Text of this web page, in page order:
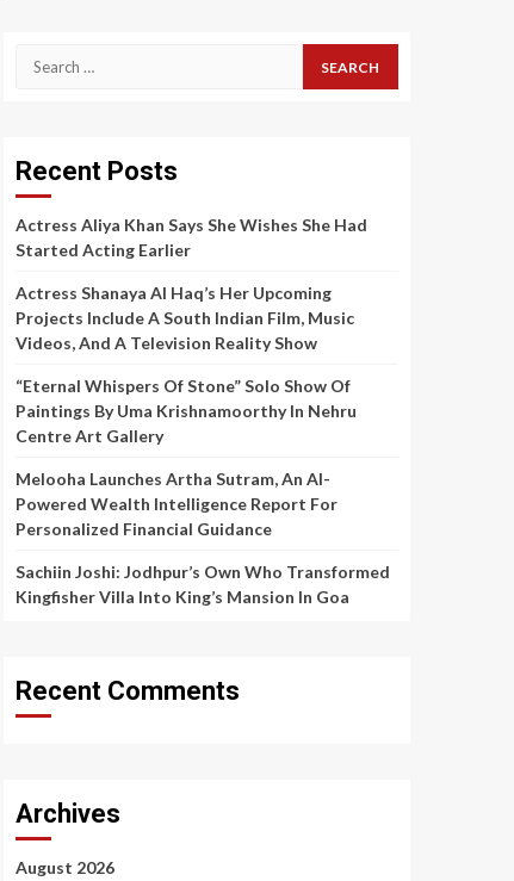
Search
Recent Posts
Actress Aliya Khan Says She Wishes She Had
Started Acting Earlier
Actress Shanaya Al Haq’s Her Upcoming
Projects Include A South Indian Film, Music
Videos, And A Television Reality Show
“Eternal Whispers Of Stone” Solo Show Of
Paintings By Uma Krishnamoorthy In Nehru
Centre Art Gallery
Melooha Launches Artha Sutram, An AI-
Powered Wealth Intelligence Report For
Personalized Financial Guidance
Sachiin Joshi: Jodhpur’s Own Who Transformed
Kingfisher Villa Into King’s Mansion In Goa
Recent Comments
Archives
August 2026